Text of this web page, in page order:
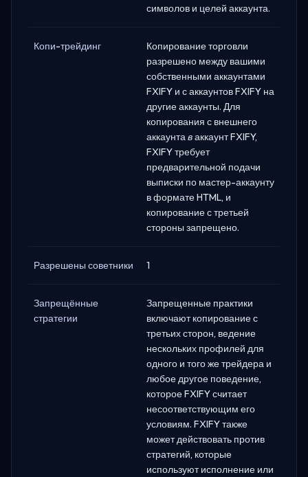
символов и целей аккаунта.
Копи-трейдинг
Копирование торговли
разрешено между вашими
собственными аккаунтами
FXIFY и с аккаунтов FXIFY на
другие аккаунты. Для
копирования с внешнего
аккаунта ваккаунт FXIFY,
FXIFY требует
предварительной подачи
выписки по мастер-аккаунту
в формате HTML, и
копирование с третьей
стороны запрещено.
Разрешены советники 1
Запрещённые
стратегии
Запрещенные практики
включают копирование с
третьих сторон, ведение
нескольких профилей для
одного и того же трейдера и
любое другое поведение,
которое FXIFY считает
несоответствующим его
условиям. FXIFY также
может действовать против
стратегий, которые
используют исполнение или